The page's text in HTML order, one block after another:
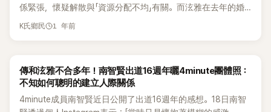
出，也很難再輕易相信他人。 儘管如此，許嘉允仍挺過低潮，
2009 年以 4Minute 主唱身分正式出道，憑著〈Hot Issue〉、
也讓她擁有「江南女」等封號。 團體於 2016 年解散後，她轉戰
戲劇圈，陸續出演《光與影》、《一起吃飯吧2》以及電影《爸爸是
女兒》、《Search Out》等作品，近年更透過《Singer Song》、
《Delivery Man》等戲劇穩固演員身分。 這段塵封多年的告白曝
擇不說。泫雅和其他成員想法各有不同，但其實要是能攤開來
聊，也不算什麼。合約到期時，我們只是選擇尊重彼此的路，
成熟的一面給一路成長的粉絲們。」 從「不合傳聞」到「彼此體
諒」，南智賢的親口告白不僅替4Minute正名，也讓粉絲看見成
員們深厚的情誼。如今「重組」再度被提及，粉絲更是敲碗喊：
後一次，跟祉潤姊一起開車去會長家，還記得被拒之門外的情
景。連對話機會都沒有。」接著她說：「當五個人聚在一起時，我
祉潤苦笑說：「不就像是去找前男友的心情嗎？就像留有遺憾的
女主角一樣。」權昭賢更感嘆：「連分手都沒去找過前男友，但
團體卻在我毫無準備下結束，那種空虛感實在太大了。」 兩人
係緊張，懷疑解散與「資源分配不均」有關。而泫雅在去年的婚
禮當天，泫雅的舊同事4minute成員也都沒能到場，更加加劇
《Bubble Pop!》、《Ice Cream》、《Red》等。她也是 YouTube 上
首位 MV 過億點閱的韓國女 Solo 藝人。其他成員也有轉型演
員。 18日，4Minute也迎來了出道16週年，泫雅於 IG 上公開
K氏鄉民 1 年前
傳和泫雅不合多年！南智賢出道16週年曬4minute團體照：
不知如何聰明的建立人際關係
4minute成員南智賢近日公開了出道16週年的感想。18日南智